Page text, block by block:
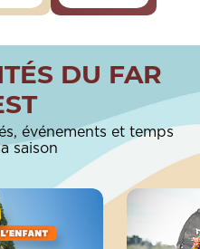
DU FAR
événements et temps
saison